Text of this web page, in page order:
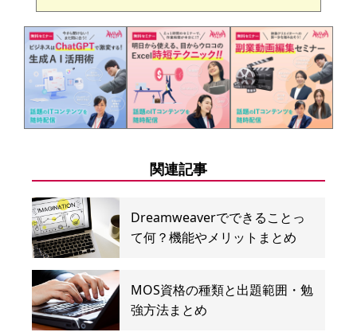
関連記事
Dreamweaverでできることっ
て何？機能やメリットまとめ
MOS資格の種類と出題範囲・勉
強方法まとめ